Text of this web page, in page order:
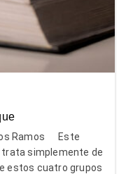
Ramos Este
simplemente de
estos cuatro grupos